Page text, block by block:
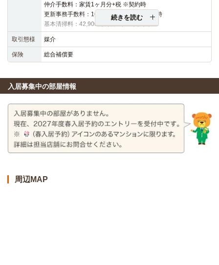
仲介手数料：家賃1ヶ月分+税 ※契約時
更新事務手数料：16,500円（税込）※更新時
基本清掃料：42,900円（税込）※契約時
続きを読む
取引態様 媒介
保険 総合補償要
入居募集中の部屋情報
周辺MAP